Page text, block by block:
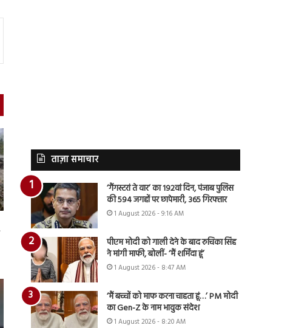
ताज़ा समाचार
‘गैंगस्टरां ते वार’ का 192वां दिन, पंजाब पुलिस
की 594 जगहों पर छापेमारी, 365 गिरफ्तार
1 August 2026 - 9:16 AM
पीएम मोदी को गाली देने के बाद रुचिका सिंह
ने मांगी माफी, बोलीं- ‘मैं शर्मिंदा हूं’
1 August 2026 - 8:47 AM
‘मैं बच्चों को माफ करना चाहता हूं…’ PM मोदी
का Gen-Z के नाम भावुक संदेश
1 August 2026 - 8:20 AM